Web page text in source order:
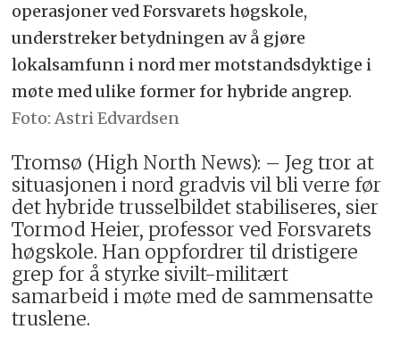
operasjoner ved Forsvarets høgskole,
understreker betydningen av å gjøre
lokalsamfunn i nord mer motstandsdyktige i
møte med ulike former for hybride angrep.
Astri Edvardsen
Tromsø (High North News): – Jeg tror at
situasjonen i nord gradvis vil bli verre før
det hybride trusselbildet stabiliseres, sier
Tormod Heier, professor ved Forsvarets
høgskole. Han oppfordrer til dristigere
grep for å styrke sivilt-militært
samarbeid i møte med de sammensatte
truslene.